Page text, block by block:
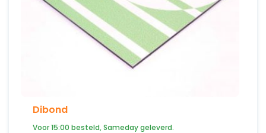
Dibond
Voor 15:00 besteld, Sameday geleverd.